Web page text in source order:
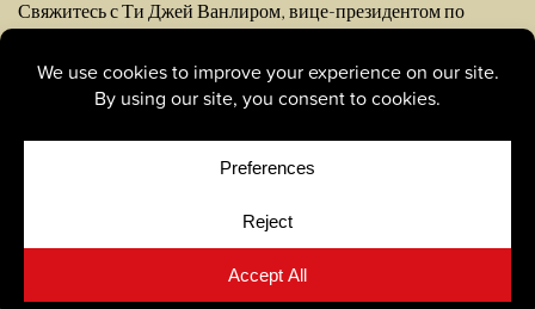
Свяжитесь с Ти Джей Ванлиром, вице-президентом по
продажам:
215-778-6463
© Copyright 2026, Tague Lumber. |
Yellow House Design